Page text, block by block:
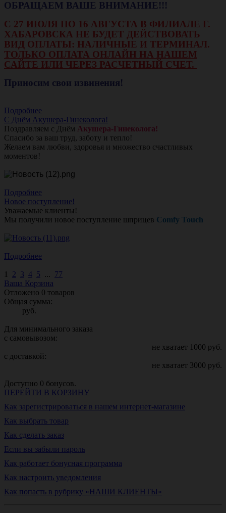
ОБРАЩАЕМ ВАШЕ ВНИМАНИЕ!!!
С 27 ИЮЛЯ ПО 16 АВГУСТА В ФИЛИАЛЕ Г.
ХАБАРОВСКА НЕ БУДЕТ ДЕЙСТВОВАТЬ
ВИД ОПЛАТЫ: НАЛИЧНЫЕ И ТЕРМИНАЛ.
ТОЛЬКО ОПЛАТА ОНЛАЙН НА НАШЕМ
САЙТЕ ИЛИ ЧЕРЕЗ РАСЧЕТНЫЙ СЧЕТ.
Приносим свои извинения!
Подробнее
С Днём Акушера-Гинеколога!
Поздравляем с Днём Акушера-Гинеколога!
Спасибо за ваш труд, заботу и тепло!
Желаем вам любви, здоровья и множество счастливых
моментов!
Подробнее
Новое поступление!
Уважаемые клиенты!
Мы получили новое поступление шприцев Comfy Touch
Подробнее
1 2 3 4 5 ... 77
Ваша Корзина
Отложено 0 товаров
Общая сумма:
руб.
Для минимального заказа
с самовывозом:
не хватает 1000 руб.
с доставкой:
не хватает 3000 руб.
Доступно 0 бонусов.
ПЕРЕЙТИ В КОРЗИНУ
Как зарегистрироваться в нашем интернет-магазине
Как выбрать товар
Как сделать заказ
Если вы забыли пароль
Как работает бонусная программа
Как настроить уведомления
Как попасть в рубрику «НАШИ КЛИЕНТЫ»